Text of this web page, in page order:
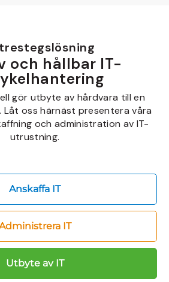
och hållbar IT-
gör utbyte av hårdvara till en
Låt oss härnäst presentera våra
och administration av IT-
utrustning.
Anskaffa IT
IT
Utbyte av IT